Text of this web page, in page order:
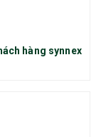
hàng synnex